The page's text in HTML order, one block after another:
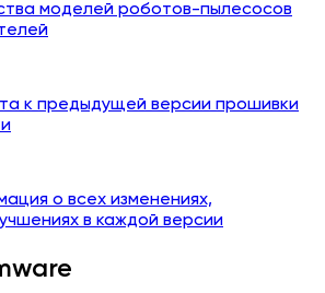
моделей роботов-пылесосов
к предыдущей версии прошивки
о всех изменениях,
в каждой версии